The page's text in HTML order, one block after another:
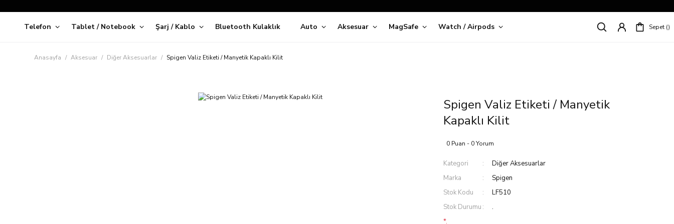
Siparişleriniz
5 İş Günü İçerisinde Kargoda!
Kapıda Ödeme Kolaylığı, Kredi Kartı ile Taksitli Hızlı ve Güvenli Alışveriş!
Telefon Tablet / Notebook Şarj / Kablo Bluetooth Kulaklık Auto Aksesuar MagSafe Watch / Airpods Sepet
Anasayfa Aksesuar Diğer Aksesuarlar Spigen Valiz Etiketi / Manyetik Kapaklı Kilit
Spigen Valiz Etiketi / Manyetik
Kapaklı Kilit
0 Puan - 0 Yorum
Kategori
Diğer Aksesuarlar
Marka
Spigen
Stok Kodu
LF510
Stok Durumu
.
*.